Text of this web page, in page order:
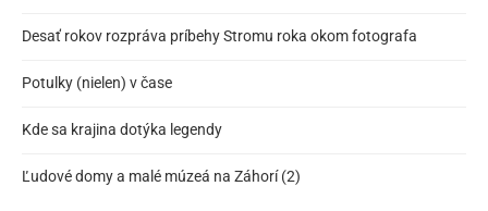
Desať rokov rozpráva príbehy Stromu roka okom fotografa
Potulky (nielen) v čase
Kde sa krajina dotýka legendy
Ľudové domy a malé múzeá na Záhorí (2)